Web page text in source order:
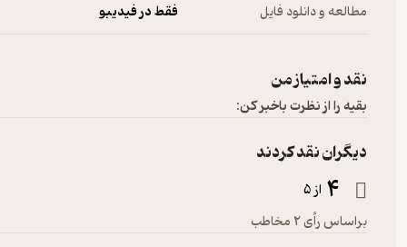
مطالعه و دانلود فایل فقط در فیدیبو
نقد و امتیاز من
بقیه را از نظرت باخبر کن:
دیگران نقد کردند
4 از 5
براساس رأی 2 مخاطب